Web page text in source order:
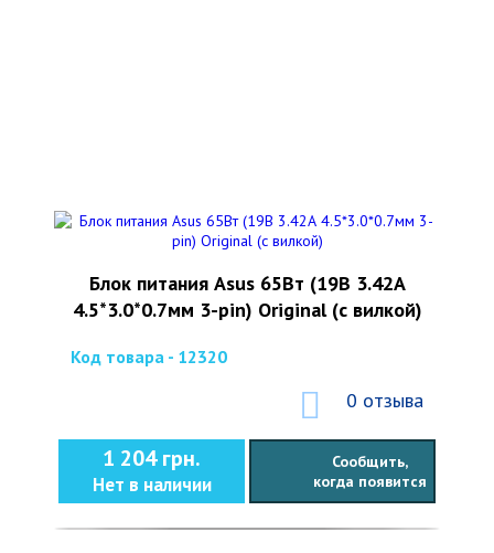
Блок питания Asus 65Вт (19В 3.42А
4.5*3.0*0.7мм 3-pin) Original (с вилкой)
Код товара - 12320
0 отзыва
1 204 грн.
Нет в наличии
Сообщить,
когда появится